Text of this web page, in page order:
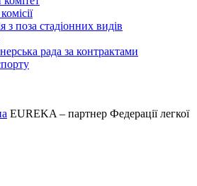
з поза стадіонних видів
рада за контрактами
EUREKA – партнер Федерації легкої